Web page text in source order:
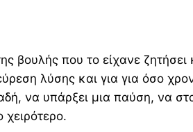
που το είχανε ζητήσει
λύσης και για για όσο
να υπάρξει μια παύση, να